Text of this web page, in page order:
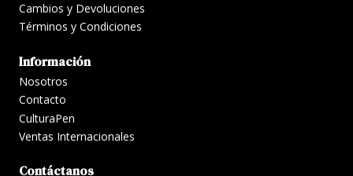
Cambios y Devoluciones
Términos y Condiciones
Información
Nosotros
Contacto
CulturaPen
Ventas Internacionales
Contáctanos